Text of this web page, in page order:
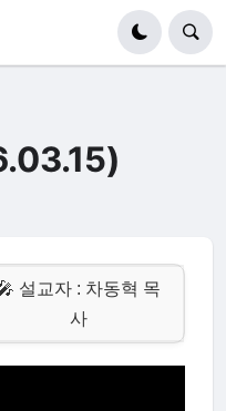
설교자 : 차동혁 목
사